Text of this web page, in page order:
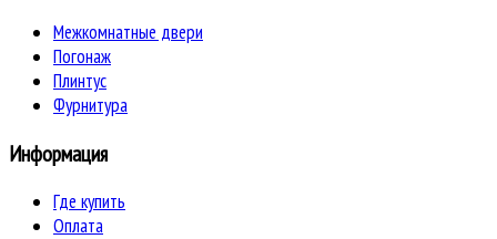
Межкомнатные двери
Погонаж
Плинтус
Фурнитура
Информация
Где купить
Оплата